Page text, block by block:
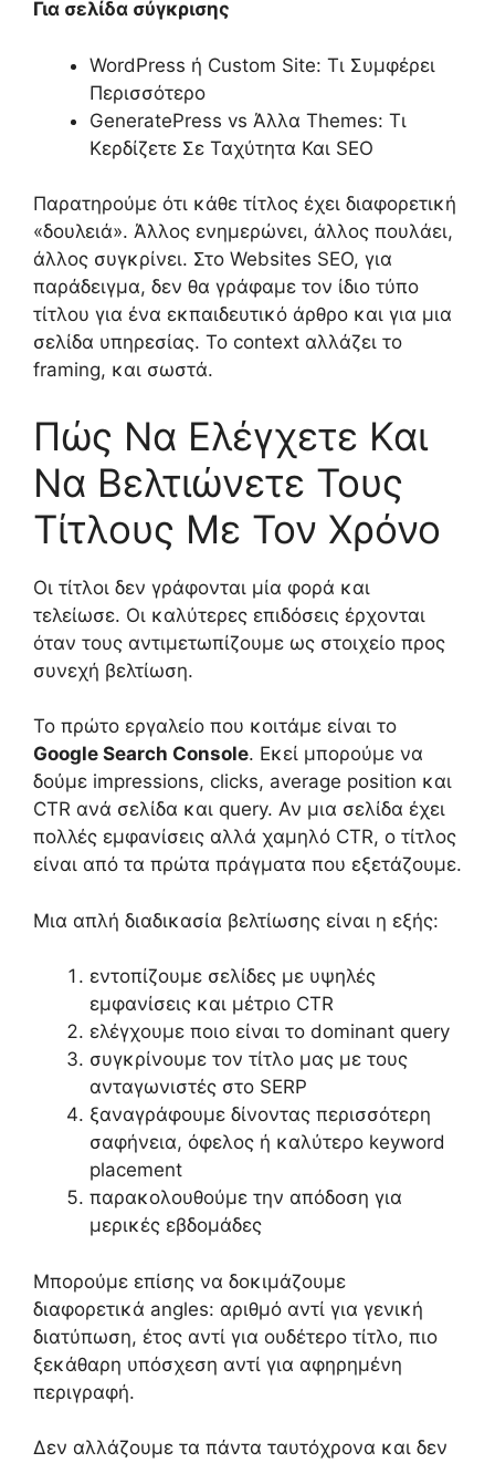
Για σελίδα σύγκρισης
WordPress ή Custom Site: Τι Συμφέρει
Περισσότερο
GeneratePress vs Άλλα Themes: Τι
Κερδίζετε Σε Ταχύτητα Και SEO
Παρατηρούμε ότι κάθε τίτλος έχει διαφορετική
«δουλειά». Άλλος ενημερώνει, άλλος πουλάει,
άλλος συγκρίνει. Στο Websites SEO, για
παράδειγμα, δεν θα γράφαμε τον ίδιο τύπο
τίτλου για ένα εκπαιδευτικό άρθρο και για μια
σελίδα υπηρεσίας. Το context αλλάζει το
framing, και σωστά.
Πώς Να Ελέγχετε Και
Να Βελτιώνετε Τους
Τίτλους Με Τον Χρόνο
Οι τίτλοι δεν γράφονται μία φορά και
τελείωσε. Οι καλύτερες επιδόσεις έρχονται
όταν τους αντιμετωπίζουμε ως στοιχείο προς
συνεχή βελτίωση.
Το πρώτο εργαλείο που κοιτάμε είναι το
Google Search Console. Εκεί μπορούμε να
δούμε impressions, clicks, average position και
CTR ανά σελίδα και query. Αν μια σελίδα έχει
πολλές εμφανίσεις αλλά χαμηλό CTR, ο τίτλος
είναι από τα πρώτα πράγματα που εξετάζουμε.
Μια απλή διαδικασία βελτίωσης είναι η εξής:
εντοπίζουμε σελίδες με υψηλές
εμφανίσεις και μέτριο CTR
ελέγχουμε ποιο είναι το dominant query
συγκρίνουμε τον τίτλο μας με τους
ανταγωνιστές στο SERP
ξαναγράφουμε δίνοντας περισσότερη
σαφήνεια, όφελος ή καλύτερο keyword
placement
παρακολουθούμε την απόδοση για
μερικές εβδομάδες
Μπορούμε επίσης να δοκιμάζουμε
διαφορετικά angles: αριθμό αντί για γενική
διατύπωση, έτος αντί για ουδέτερο τίτλο, πιο
ξεκάθαρη υπόσχεση αντί για αφηρημένη
περιγραφή.
Δεν αλλάζουμε τα πάντα ταυτόχρονα και δεν